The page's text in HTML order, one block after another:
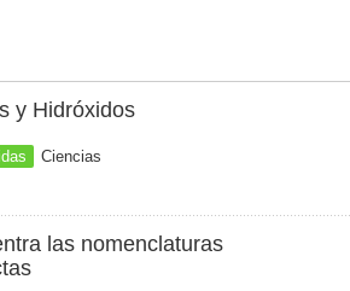
y Hidróxidos
Ciencias
las nomenclaturas